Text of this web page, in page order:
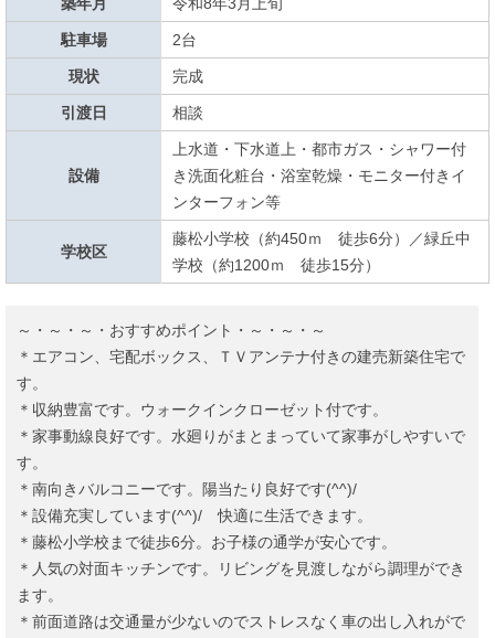
駐車場 2台
現状 完成
引渡日 相談
設備
上水道・下水道上・都市ガス・シャワー付
き洗面化粧台・浴室乾燥・モニター付きイ
ンターフォン等
学校区
藤松小学校（約450ｍ 徒歩6分）／緑丘中
学校（約1200ｍ 徒歩15分）
～・～・～・おすすめポイント・～・～・～
＊エアコン、宅配ボックス、ＴＶアンテナ付きの建売新築住宅で
す。
＊収納豊富です。ウォークインクローゼット付です。
＊家事動線良好です。水廻りがまとまっていて家事がしやすいで
す。
＊南向きバルコニーです。陽当たり良好です(^^)/
＊設備充実しています(^^)/ 快適に生活できます。
＊藤松小学校まで徒歩6分。お子様の通学が安心です。
＊人気の対面キッチンです。リビングを見渡しながら調理ができ
ます。
＊前面道路は交通量が少ないのでストレスなく車の出し入れがで